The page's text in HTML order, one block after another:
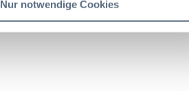
Nur notwendige Cookies